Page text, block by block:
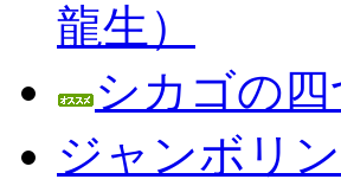
龍生）
シカゴの
ジャンボリ